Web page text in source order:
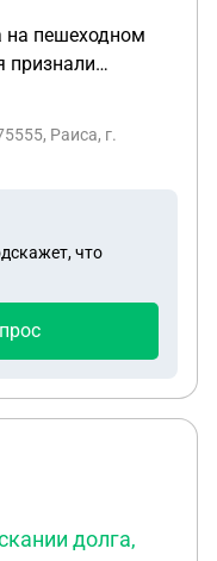
пешеходном
признали
ни рубля.
Раиса, г.
что
долга,